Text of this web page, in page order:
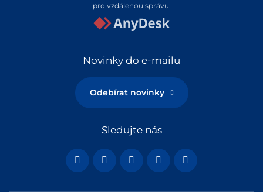
pro vzdálenou správu:
Novinky do e-mailu
Odebírat novinky
Sledujte nás